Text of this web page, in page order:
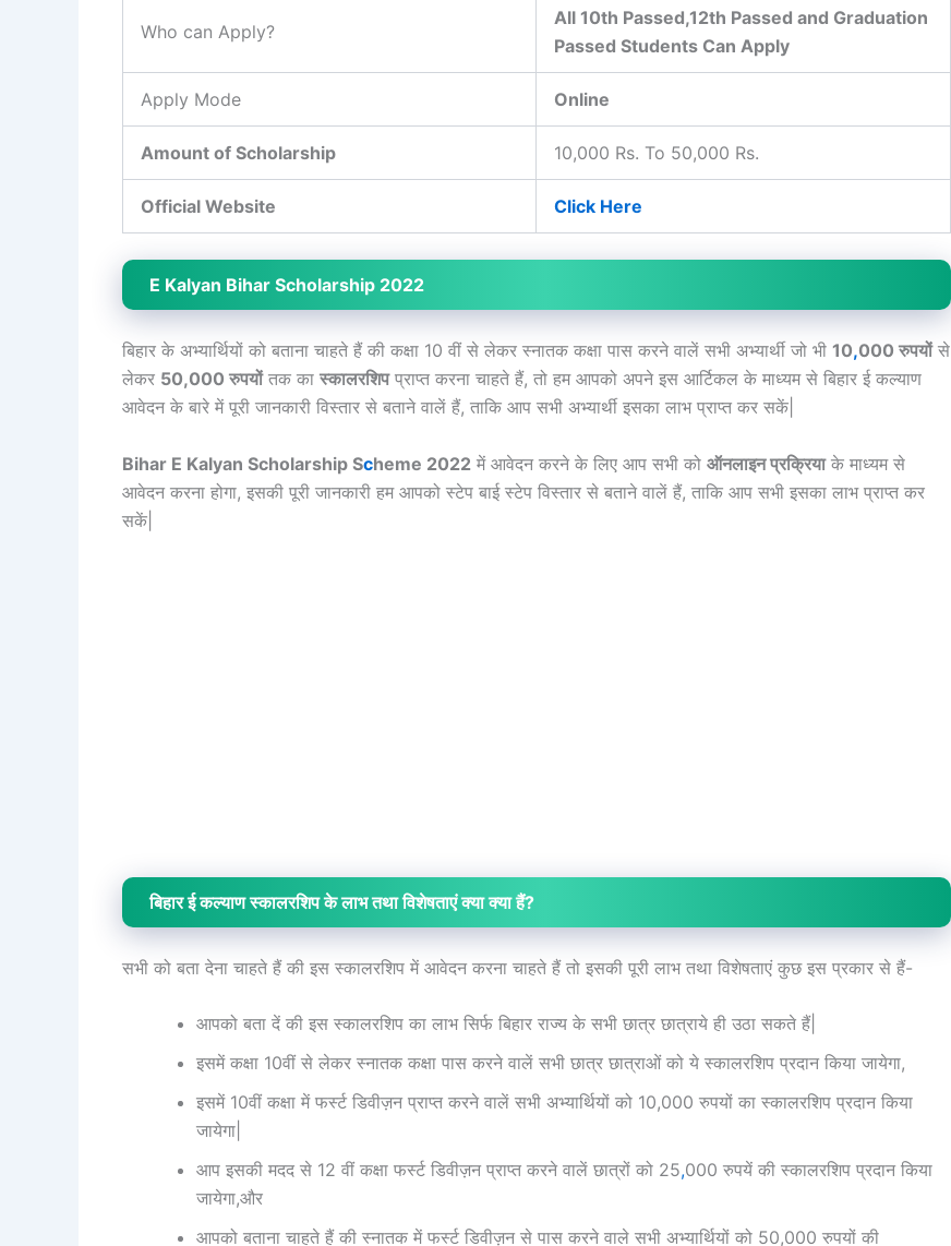
Who can Apply?
All 10th Passed,12th Passed and Graduation
Passed Students Can Apply
Apply Mode Online
Amount of Scholarship 10,000 Rs. To 50,000 Rs.
Official Website Click Here
E Kalyan Bihar Scholarship 2022
बिहार के अभ्यार्थियों को बताना चाहते हैं की कक्षा 10 वीं से लेकर स्नातक कक्षा पास करने वालें सभी अभ्यार्थी जो भी 10,000 रुपयोंसे
लेकर 50,000 रुपयोंतक का स्कालरशिपप्राप्त करना चाहते हैं, तो हम आपको अपने इस आर्टिकल के माध्यम से बिहार ई कल्याण
आवेदन के बारे में पूरी जानकारी विस्तार से बताने वालें हैं, ताकि आप सभी अभ्यार्थी इसका लाभ प्राप्त कर सकें|
Bihar E Kalyan Scholarship Scheme 2022 में आवेदन करने के लिए आप सभी को ऑनलाइन प्रक्रियाके माध्यम से
आवेदन करना होगा, इसकी पूरी जानकारी हम आपको स्टेप बाई स्टेप विस्तार से बताने वालें हैं, ताकि आप सभी इसका लाभ प्राप्त कर
सकें|
बिहार ई कल्याण स्कालरशिप के लाभ तथा विशेषताएं क्या क्या हैं?
सभी को बता देना चाहते हैं की इस स्कालरशिप में आवेदन करना चाहते हैं तो इसकी पूरी लाभ तथा विशेषताएं कुछ इस प्रकार से हैं-
आपको बता दें की इस स्कालरशिप का लाभ सिर्फ बिहार राज्य के सभी छात्र छात्राये ही उठा सकते हैं|
इसमें कक्षा 10वीं से लेकर स्नातक कक्षा पास करने वालें सभी छात्र छात्राओं को ये स्कालरशिप प्रदान किया जायेगा,
इसमें 10वीं कक्षा में फर्स्ट डिवीज़न प्राप्त करने वालें सभी अभ्यार्थियों को 10,000 रुपयों का स्कालरशिप प्रदान किया
जायेगा|
आप इसकी मदद से 12 वीं कक्षा फर्स्ट डिवीज़न प्राप्त करने वालें छात्रों को 25,000 रुपयें की स्कालरशिप प्रदान किया
जायेगा,और
आपको बताना चाहते हैं की स्नातक में फर्स्ट डिवीज़न से पास करने वाले सभी अभ्यार्थियों को 50,000 रुपयों की